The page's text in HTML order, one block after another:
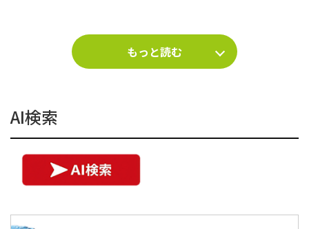
もっと読む
AI検索